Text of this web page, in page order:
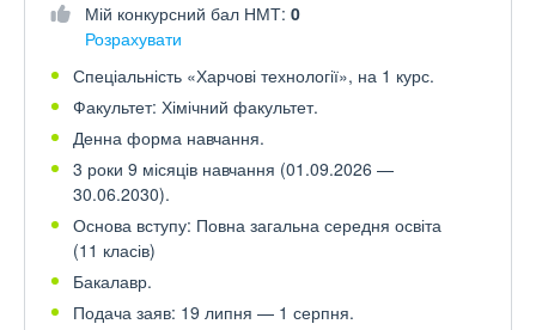
Мій конкурсний бал НМТ: 0
Розрахувати
Спеціальність «Харчові технології», на 1 курс.
Факультет: Хімічний факультет.
Денна форма навчання.
3 роки 9 місяців навчання (01.09.2026 —
30.06.2030).
Основа вступу: Повна загальна середня освіта
(11 класів)
Бакалавр.
Подача заяв: 19 липня — 1 серпня.